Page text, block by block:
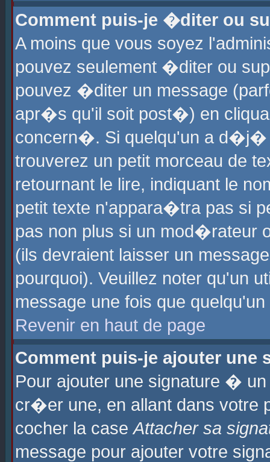
Comment puis-je �diter ou
A moins que vous soyez
pouvez seulement �diter ou
pouvez �diter un message
apr�s qu'il soit post�) en
concern�. Si quelqu'un a
trouverez un petit morceau de
retournant le lire, indiquant le
petit texte n'appara�tra pas si
pas non plus si un mod�rateur
(ils devraient laisser un
pourquoi). Veuillez noter qu'un
message une fois que
Revenir en haut de page
Comment puis-je ajouter une
Pour ajouter une signature �
cr�er une, en allant dans
cocher la caseAttacher sa
message pour ajouter votre